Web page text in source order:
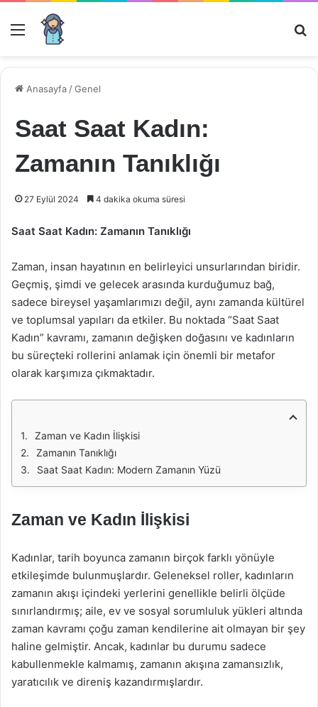
Menü
Anasayfa /Genel
Saat Saat Kadın:
Zamanın Tanıklığı
27 Eylül 2024 4 dakika okuma süresi
Saat Saat Kadın: Zamanın Tanıklığı
Zaman, insan hayatının en belirleyici unsurlarından biridir.
Geçmiş, şimdi ve gelecek arasında kurduğumuz bağ,
sadece bireysel yaşamlarımızı değil, aynı zamanda kültürel
ve toplumsal yapıları da etkiler. Bu noktada “Saat Saat
Kadın” kavramı, zamanın değişken doğasını ve kadınların
bu süreçteki rollerini anlamak için önemli bir metafor
olarak karşımıza çıkmaktadır.
Zaman ve Kadın İlişkisi
Zamanın Tanıklığı
Saat Saat Kadın: Modern Zamanın Yüzü
Zaman ve Kadın İlişkisi
Kadınlar, tarih boyunca zamanın birçok farklı yönüyle
etkileşimde bulunmuşlardır. Geleneksel roller, kadınların
zamanın akışı içindeki yerlerini genellikle belirli ölçüde
sınırlandırmış; aile, ev ve sosyal sorumluluk yükleri altında
zaman kavramı çoğu zaman kendilerine ait olmayan bir şey
haline gelmiştir. Ancak, kadınlar bu durumu sadece
kabullenmekle kalmamış, zamanın akışına zamansızlık,
yaratıcılık ve direniş kazandırmışlardır.